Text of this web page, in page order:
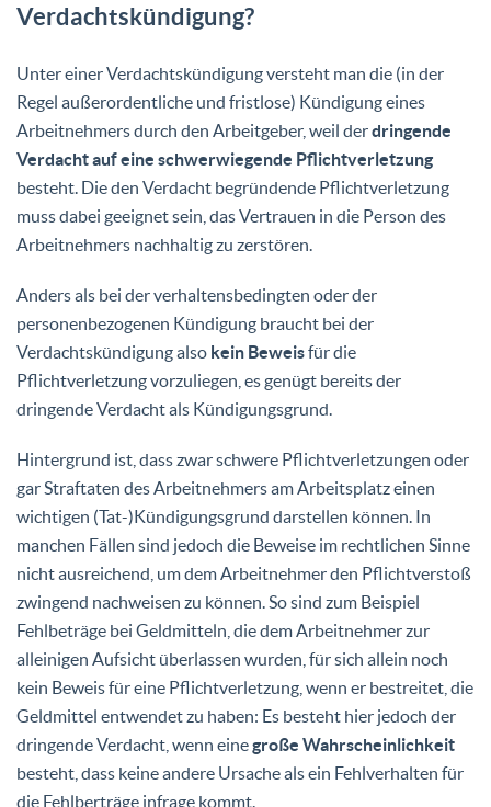
Verdachtskündigung?
Unter einer Verdachtskündigung versteht man die (in der
Regel außerordentliche und fristlose) Kündigung eines
Arbeitnehmers durch den Arbeitgeber, weil derdringende
Verdacht auf eine schwerwiegende Pflichtverletzung
besteht. Die den Verdacht begründende Pflichtverletzung
muss dabei geeignet sein, das Vertrauen in die Person des
Arbeitnehmers nachhaltig zu zerstören.
Anders als bei der verhaltensbedingten oder der
personenbezogenen Kündigung braucht bei der
Verdachtskündigung also kein Beweisfür die
Pflichtverletzung vorzuliegen, es genügt bereits der
dringende Verdacht als Kündigungsgrund.
Hintergrund ist, dass zwar schwere Pflichtverletzungen oder
gar Straftaten des Arbeitnehmers am Arbeitsplatz einen
wichtigen (Tat-)Kündigungsgrund darstellen können. In
manchen Fällen sind jedoch die Beweise im rechtlichen Sinne
nicht ausreichend, um dem Arbeitnehmer den Pflichtverstoß
zwingend nachweisen zu können. So sind zum Beispiel
Fehlbeträge bei Geldmitteln, die dem Arbeitnehmer zur
alleinigen Aufsicht überlassen wurden, für sich allein noch
kein Beweis für eine Pflichtverletzung, wenn er bestreitet, die
Geldmittel entwendet zu haben: Es besteht hier jedoch der
dringende Verdacht, wenn einegroße Wahrscheinlichkeit
besteht, dass keine andere Ursache als ein Fehlverhalten für
die Fehlberträge infrage kommt.